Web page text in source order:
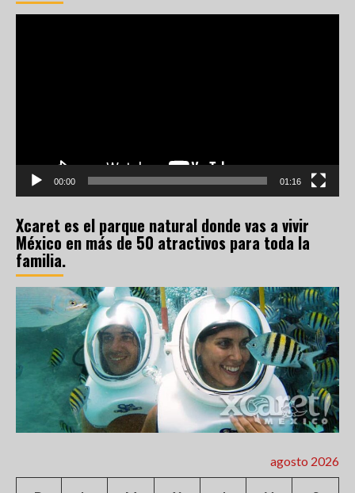
00:00 01:16
Xcaret es el parque natural donde vas a vivir
México en más de 50 atractivos para toda la
familia.
agosto 2026